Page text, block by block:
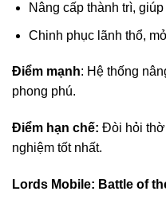
Nâng cấp thành trì,
Chinh phục lãnh thổ,
Điểm mạnh: Hệ thống
phong phú.
Điểm hạn chế: Đòi hỏi
nghiệm tốt nhất.
Lords Mobile: Battle of